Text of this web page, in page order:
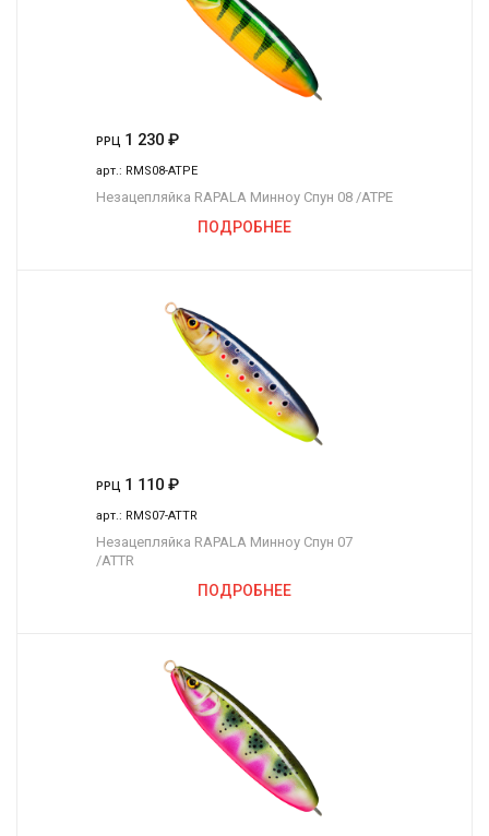
РРЦ 1 230 ₽
арт.: RMS08-ATPE
Незацепляйка RAPALA Минноу Спун 08 /ATPE
ПОДРОБНЕЕ
РРЦ 1 110 ₽
арт.: RMS07-ATTR
Незацепляйка RAPALA Минноу Спун 07
/ATTR
ПОДРОБНЕЕ